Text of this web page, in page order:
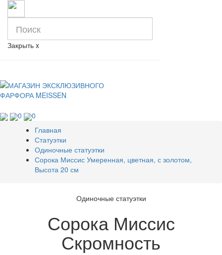
Закрыть x
0
0
Главная
Статуэтки
Одиночные статуэтки
Сорока Миссис Умеренная, цветная, с золотом,
Высота 20 см
Одиночные статуэтки
Сорока Миссис
Скромность